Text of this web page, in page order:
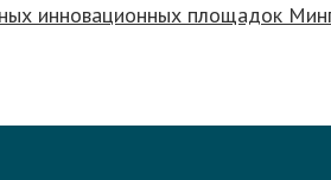
инновационных площадок